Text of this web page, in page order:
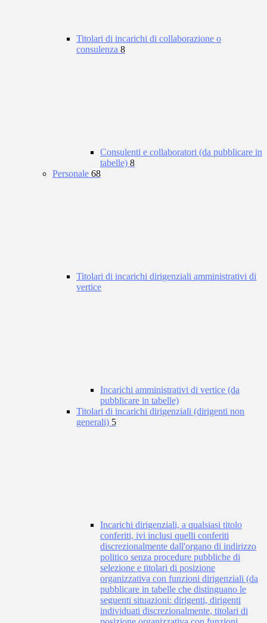
Titolari di incarichi di collaborazione o
consulenza 8
Consulenti e collaboratori (da pubblicare in
tabelle) 8
Personale 68
Titolari di incarichi dirigenziali amministrativi di
vertice
Incarichi amministrativi di vertice (da
pubblicare in tabelle)
Titolari di incarichi dirigenziali (dirigenti non
generali) 5
Incarichi dirigenziali, a qualsiasi titolo
conferiti, ivi inclusi quelli conferiti
discrezionalmente dall'organo di indirizzo
politico senza procedure pubbliche di
selezione e titolari di posizione
organizzativa con funzioni dirigenziali (da
pubblicare in tabelle che distinguano le
seguenti situazioni: dirigenti, dirigenti
individuati discrezionalmente, titolari di